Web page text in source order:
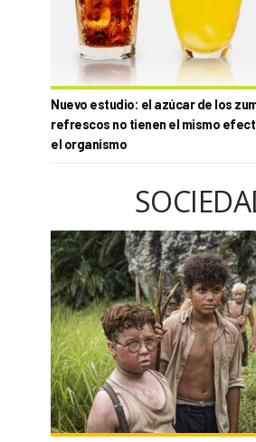
Nuevo estudio: el azúcar de los
refrescos no tienen el mismo
el organismo